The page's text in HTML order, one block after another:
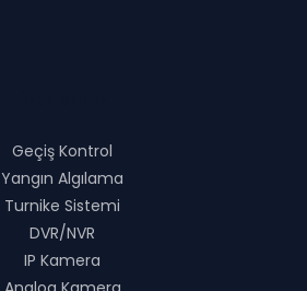
Geçiş Kontrol
Yangın Algılama
Turnike Sistemi
DVR/NVR
IP Kamera